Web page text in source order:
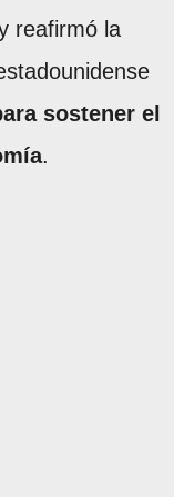
reafirmó la
sostener el
.